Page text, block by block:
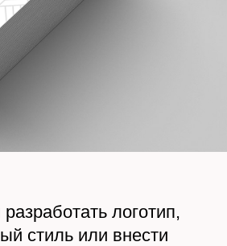
логотип,
стиль или внести